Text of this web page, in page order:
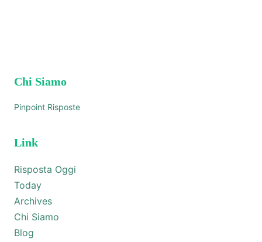
Chi Siamo
Pinpoint Risposte
Link
Risposta Oggi
Today
Archives
Chi Siamo
Blog